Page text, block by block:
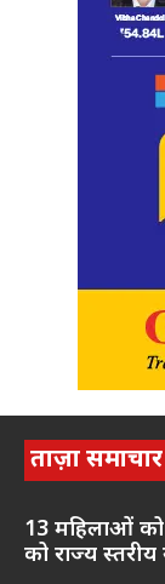
ताज़ा समाचार
13 महिलाओं को
को राज्य स्तरीय